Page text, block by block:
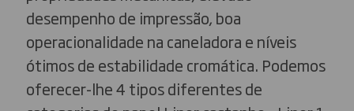
desempenho de impressão, boa
operacionalidade na caneladora e níveis
ótimos de estabilidade cromática. Podemos
oferecer-lhe 4 tipos diferentes de